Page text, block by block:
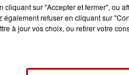
munis de billets
site de labilletterie
par personne
se délecter d’une
cliquant sur "Accepter et fermer", ou
également refuser en cliquant sur
à jour vos choix, ou retirer votre